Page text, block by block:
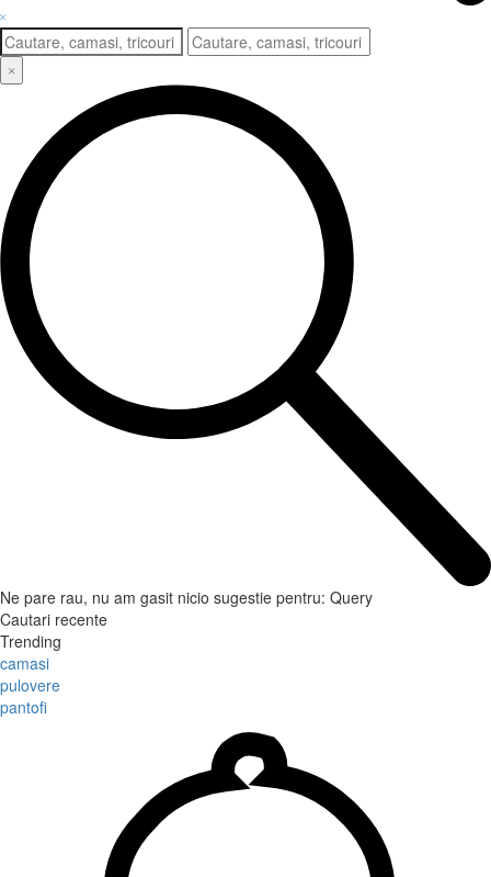
Ne pare rau, nu am gasit nicio sugestie pentru: Query
Cautari recente
Trending
camasi
pulovere
pantofi